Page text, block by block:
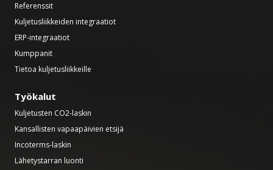
Referenssit
Kuljetusliikkeiden integraatiot
ERP-integraatiot
Kumppanit
Tietoa kuljetusliikkeille
Työkalut
Kuljetusten CO2-laskin
Kansallisten vapaapäivien etsijä
Incoterms-laskin
Lähetystarran luonti